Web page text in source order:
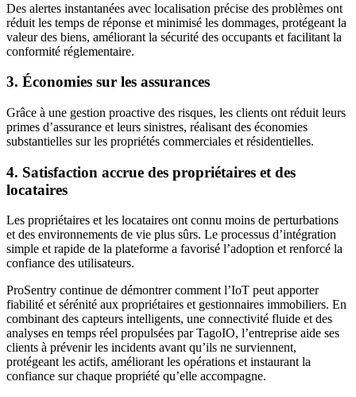
Des alertes instantanées avec localisation précise des problèmes ont
réduit les temps de réponse et minimisé les dommages, protégeant la
valeur des biens, améliorant la sécurité des occupants et facilitant la
conformité réglementaire.
3. Économies sur les assurances
Grâce à une gestion proactive des risques, les clients ont réduit leurs
primes d’assurance et leurs sinistres, réalisant des économies
substantielles sur les propriétés commerciales et résidentielles.
4. Satisfaction accrue des propriétaires et des
locataires
Les propriétaires et les locataires ont connu moins de perturbations
et des environnements de vie plus sûrs. Le processus d’intégration
simple et rapide de la plateforme a favorisé l’adoption et renforcé la
confiance des utilisateurs.
ProSentry continue de démontrer comment l’IoT peut apporter
fiabilité et sérénité aux propriétaires et gestionnaires immobiliers. En
combinant des capteurs intelligents, une connectivité fluide et des
analyses en temps réel propulsées par TagoIO, l’entreprise aide ses
clients à prévenir les incidents avant qu’ils ne surviennent,
protégeant les actifs, améliorant les opérations et instaurant la
confiance sur chaque propriété qu’elle accompagne.